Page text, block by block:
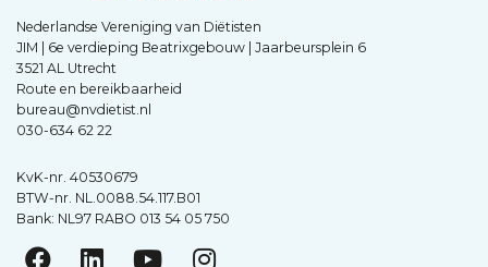
Nederlandse Vereniging van Diëtisten
JIM | 6e verdieping Beatrixgebouw | Jaarbeursplein 6
3521 AL Utrecht
Route en bereikbaarheid
bureau@nvdietist.nl
030-634 62 22
KvK-nr. 40530679
BTW-nr. NL.0088.54.117.B01
Bank: NL97 RABO 013 54 05 750